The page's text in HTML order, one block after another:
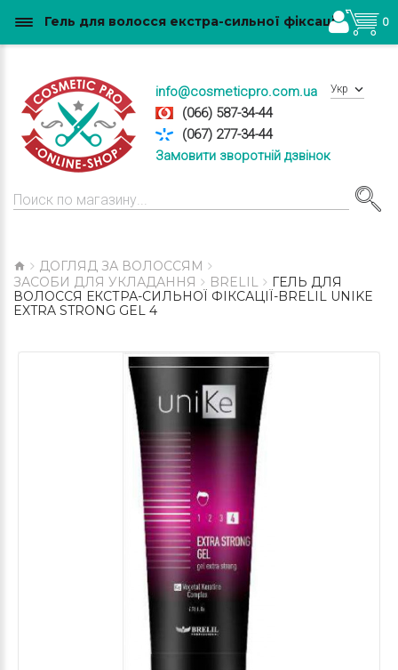
info@cosmeticpro.com.ua
(066) 587-34-44
(067) 277-34-44
Замовити зворотній дзвінок
Укр
0
ДОГЛЯД ЗА ВОЛОССЯМ
ЗАСОБИ ДЛЯ УКЛАДАННЯ
BRELIL
ГЕЛЬ ДЛЯ
ВОЛОССЯ ЕКСТРА-СИЛЬНОЇ ФІКСАЦІЇ-BRELIL UNIKE
EXTRA STRONG GEL 4
Гель для волосся екстра-сильної фіксації-Brelil UniKe Extra Strong Gel 4 купити в Україні